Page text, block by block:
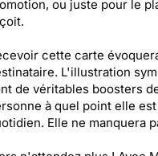
ou juste pour le
cette carte
L'illustration
de véritables boosters
à quel point elle
Elle ne manquera